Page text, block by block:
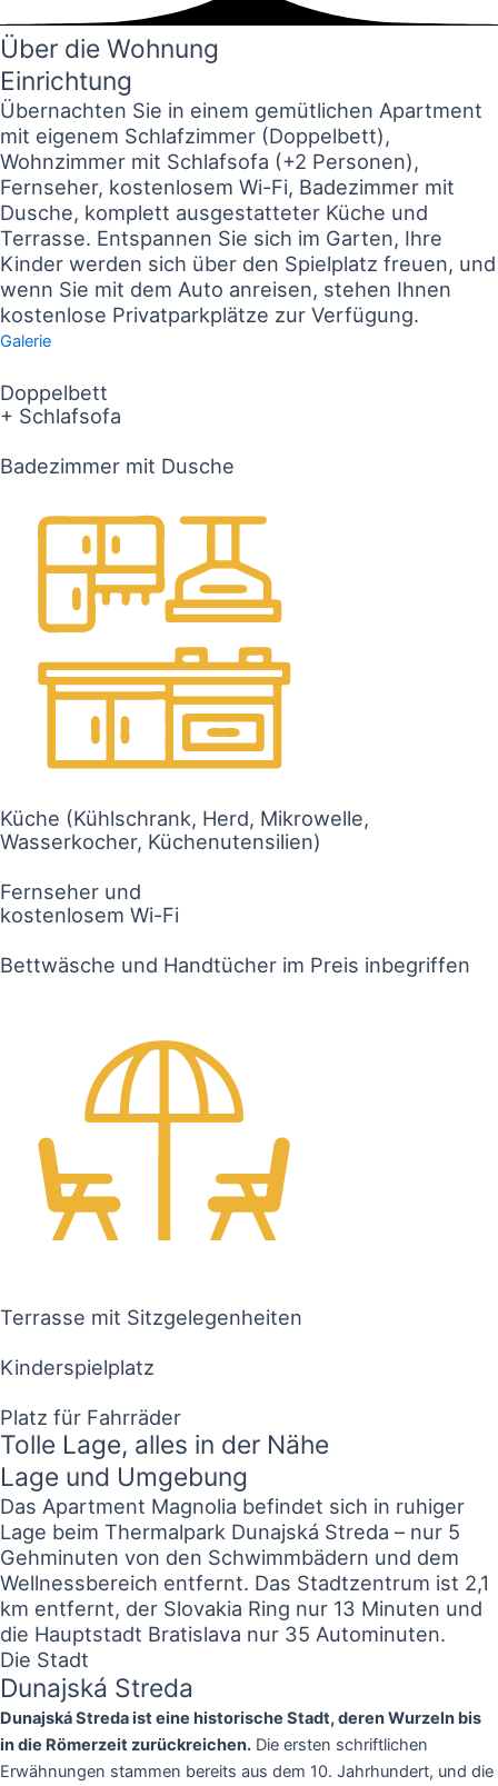
Über die Wohnung
Einrichtung
Übernachten Sie in einem gemütlichen Apartment
mit eigenem Schlafzimmer (Doppelbett),
Wohnzimmer mit Schlafsofa (+2 Personen),
Fernseher, kostenlosem Wi-Fi, Badezimmer mit
Dusche, komplett ausgestatteter Küche und
Terrasse. Entspannen Sie sich im Garten, Ihre
Kinder werden sich über den Spielplatz freuen, und
wenn Sie mit dem Auto anreisen, stehen Ihnen
kostenlose Privatparkplätze zur Verfügung.
Galerie
Doppelbett
+ Schlafsofa
Badezimmer mit Dusche
Küche (Kühlschrank, Herd, Mikrowelle,
Wasserkocher, Küchenutensilien)
Fernseher und
kostenlosem Wi-Fi
Bettwäsche und Handtücher im Preis inbegriffen
Terrasse mit Sitzgelegenheiten
Kinderspielplatz
Platz für Fahrräder
Tolle Lage, alles in der Nähe
Lage und Umgebung
Das Apartment Magnolia befindet sich in ruhiger
Lage beim Thermalpark Dunajská Streda – nur 5
Gehminuten von den Schwimmbädern und dem
Wellnessbereich entfernt. Das Stadtzentrum ist 2,1
km entfernt, der Slovakia Ring nur 13 Minuten und
die Hauptstadt Bratislava nur 35 Autominuten.
Die Stadt
Dunajská Streda
Dunajská Streda ist eine historische Stadt, deren Wurzeln bis
in die Römerzeit zurückreichen. Die ersten schriftlichen
Erwähnungen stammen bereits aus dem 10. Jahrhundert, und die